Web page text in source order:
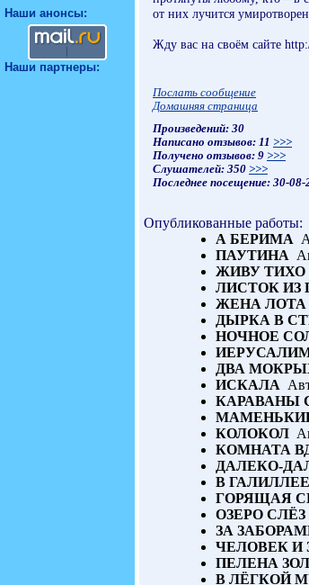
Наши анонсы:
Наши партнеры:
от них лучится
Жду вас на своём сайте
Послать сообщение
Домашняя страница
Произведений: 30
Написано отзывов: 11 >>>
Получено отзывов: 9 >>>
Слушателей: 350 >>>
Последнее посещение: 30-
Опубликованные работы:
А БЕРИМА
ПАУТИНА
ЖИВУ ТИХО
ЛИСТОК ИЗ
ЖЕНА ЛОТА
ДЫРКА В
НОЧНОЕ
ДВА
ИСКАЛА
КАРАВАНЫ
КОЛОКОЛ
КОМНАТА
ДАЛЕКО-
В ГАЛИЛЛЕЕ
ГОРЯЩАЯ
ОЗЕРО СЛЁЗ
ЗА
ЧЕЛОВЕК И
ПЕЛЕНА
В ЛЁГКОЙ